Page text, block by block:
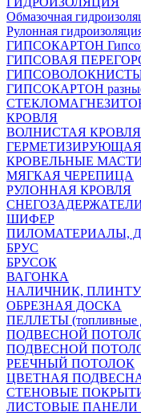
Обмазочная
Рулонная
ГИПСОКАРТОН
ГИПСОВАЯ
ГИПСОКАРТОН разные
КРОВЛЯ
ВОЛНИСТАЯ КРОВЛЯ
ГЕРМЕТИЗИРУЮЩАЯ
КРОВЕЛЬНЫЕ
МЯГКАЯ ЧЕРЕПИЦА
РУЛОННАЯ КРОВЛЯ
ШИФЕР
ПИЛОМАТЕРИАЛЫ,
БРУС
БРУСОК
ВАГОНКА
НАЛИЧНИК,
ОБРЕЗНАЯ ДОСКА
ПЕЛЛЕТЫ (топливные
ПОДВЕСНОЙ
ПОДВЕСНОЙ
РЕЕЧНЫЙ ПОТОЛОК
ЦВЕТНАЯ
СТЕНОВЫЕ
ЛИСТОВЫЕ ПАНЕЛИ